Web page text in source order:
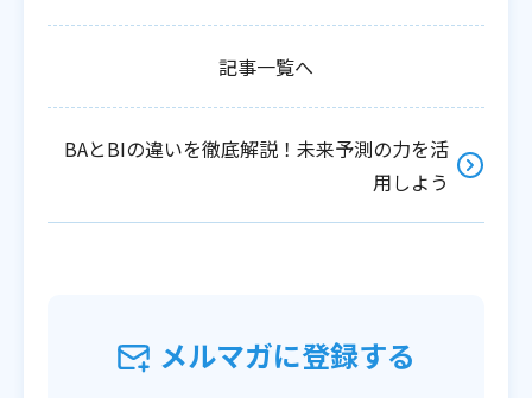
記事一覧へ
BAとBIの違いを徹底解説！未来予測の力を活
用しよう
メルマガに登録する